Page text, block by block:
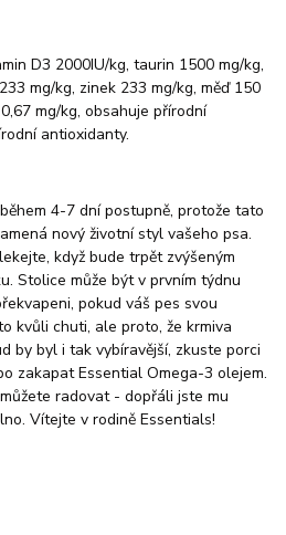
D3 2000IU/kg, taurin 1500 mg/kg,
mg/kg, zinek 233 mg/kg, měď 150
mg/kg, obsahuje přírodní
antioxidanty.
4-7 dní postupně, protože tato
nový životní styl vašeho psa.
když bude trpět zvýšeným
Stolice může být v prvním týdnu
pokud váš pes svou
kvůli chuti, ale proto, že krmiva
by byl i tak vybíravější, zkuste porci
zakapat Essential Omega-3 olejem.
radovat - dopřáli jste mu
Vítejte v rodině Essentials!